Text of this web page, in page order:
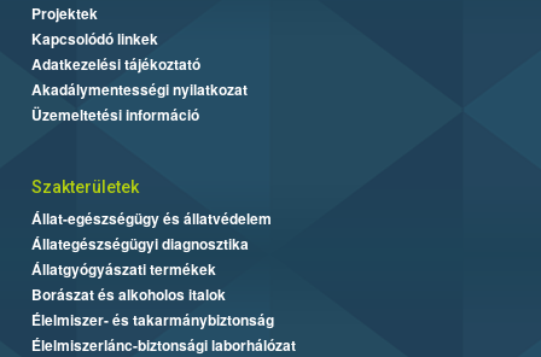
Projektek
Kapcsolódó linkek
Adatkezelési tájékoztató
Akadálymentességi nyilatkozat
Üzemeltetési információ
Szakterületek
Állat-egészségügy és állatvédelem
Állategészségügyi diagnosztika
Állatgyógyászati termékek
Borászat és alkoholos italok
Élelmiszer- és takarmánybiztonság
Élelmiszerlánc-biztonsági laborhálózat